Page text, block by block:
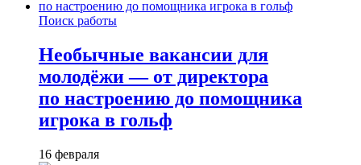
Поиск работы
Необычные вакансии для
молодёжи — от директора
по настроению до помощника
игрока в гольф
16 февраля